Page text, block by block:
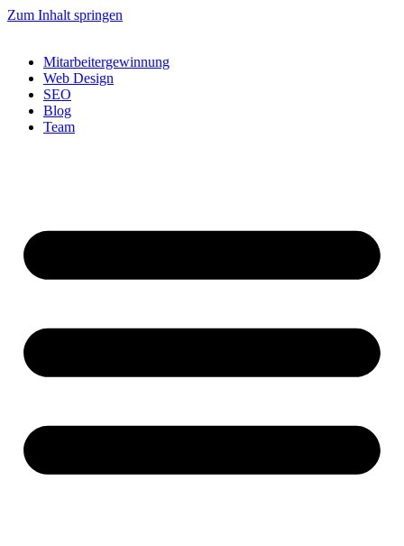
Zum Inhalt springen
Mitarbeitergewinnung
Web Design
SEO
Blog
Team